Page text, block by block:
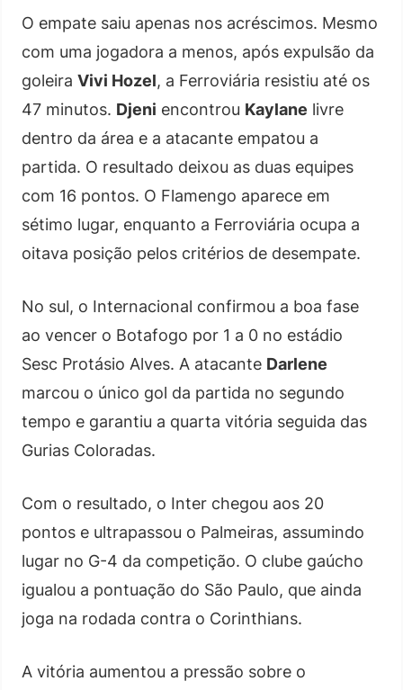
O empate saiu apenas nos acréscimos. Mesmo
com uma jogadora a menos, após expulsão da
goleira Vivi Hozel, a Ferroviária resistiu até os
47 minutos. Djeni encontrou Kaylane livre
dentro da área e a atacante empatou a
partida. O resultado deixou as duas equipes
com 16 pontos. O Flamengo aparece em
sétimo lugar, enquanto a Ferroviária ocupa a
oitava posição pelos critérios de desempate.
No sul, o Internacional confirmou a boa fase
ao vencer o Botafogo por 1 a 0 no estádio
Sesc Protásio Alves. A atacante Darlene
marcou o único gol da partida no segundo
tempo e garantiu a quarta vitória seguida das
Gurias Coloradas.
Com o resultado, o Inter chegou aos 20
pontos e ultrapassou o Palmeiras, assumindo
lugar no G-4 da competição. O clube gaúcho
igualou a pontuação do São Paulo, que ainda
joga na rodada contra o Corinthians.
A vitória aumentou a pressão sobre o